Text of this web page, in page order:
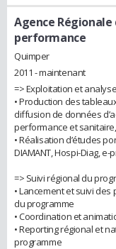
Agence Régionale
performance
Quimper
2011 - maintenant
=> Exploitation et
• Production des
diffusion de données
performance et
• Réalisation d’études
DIAMANT, Hospi-Diag, e-
=> Suivi régional du
• Lancement et suivi
du programme
• Coordination et
• Reporting régional et
programme